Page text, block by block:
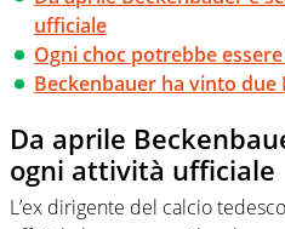
ufficiale
Ogni choc potrebbe
Beckenbauer ha vinto
Da aprile
ogni attività ufficiale
L’ex dirigente del calcio